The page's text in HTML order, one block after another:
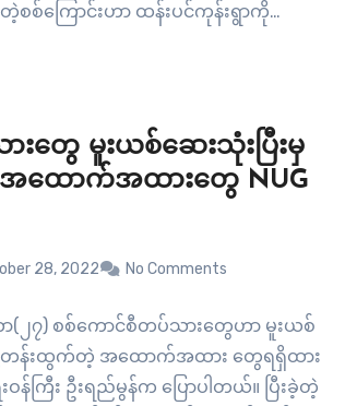
တဲ့စစ်ကြောင်းဟာ ထန်းပင်ကုန်းရွာကို
တွေ မူးယစ်ဆေးသုံးပြီးမှ
ောက်အထားတွေ NUG
28, 2022 No Comments
(၂၇) စစ်ကောင်စီတပ်သားတွေဟာ မူးယစ်
ေ့တန်းထွက်တဲ့ အထောက်အထား တွေရရှိထား
ကြီး ဦးရည်မွန်က ပြောပါတယ်။ ပြီးခဲ့တဲ့